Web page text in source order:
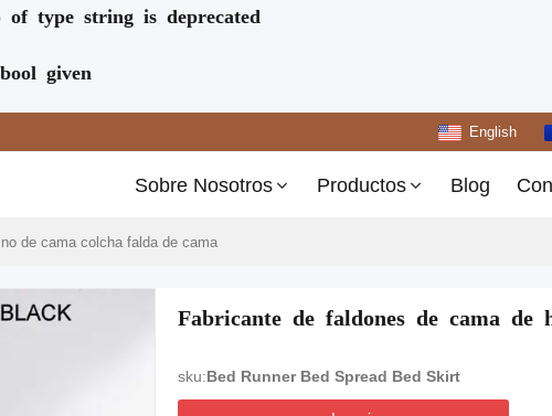
of type string is deprecated
given
English
Sobre Nosotros Productos Blog
de cama colcha falda de cama
Fabricante de faldones de cama de
sku:Bed Runner Bed Spread Bed Skirt